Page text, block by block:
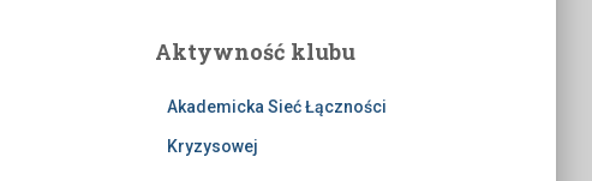
Aktywność klubu
Akademicka Sieć Łączności
Kryzysowej